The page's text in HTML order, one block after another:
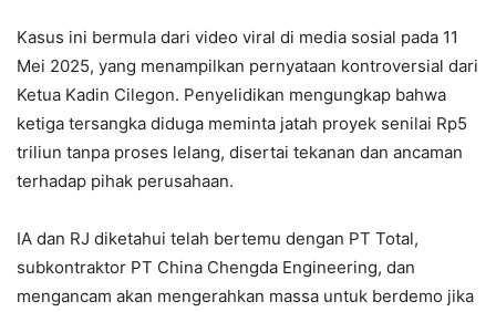
Kasus ini bermula dari video viral di media sosial pada 11
Mei 2025, yang menampilkan pernyataan kontroversial dari
Ketua Kadin Cilegon. Penyelidikan mengungkap bahwa
ketiga tersangka diduga meminta jatah proyek senilai Rp5
triliun tanpa proses lelang, disertai tekanan dan ancaman
terhadap pihak perusahaan.
IA dan RJ diketahui telah bertemu dengan PT Total,
subkontraktor PT China Chengda Engineering, dan
mengancam akan mengerahkan massa untuk berdemo jika